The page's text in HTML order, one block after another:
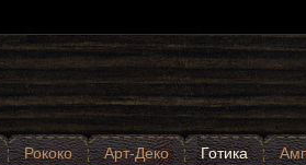
Рококо Арт-Деко Готика